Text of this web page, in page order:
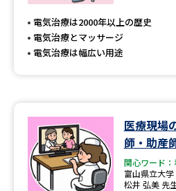
電気治療は2000年以上の歴史
電気治療とマッサージ
電気治療は幅広い用途
医療現場
師・助産
関心ワード
富山県立大学
松井 弘美 先